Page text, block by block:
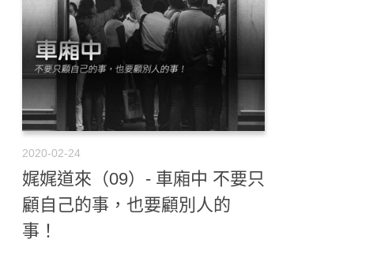
2020-02-24
娓娓道來（09）- 車廂中 不要只
顧自己的事，也要顧別人的
事！